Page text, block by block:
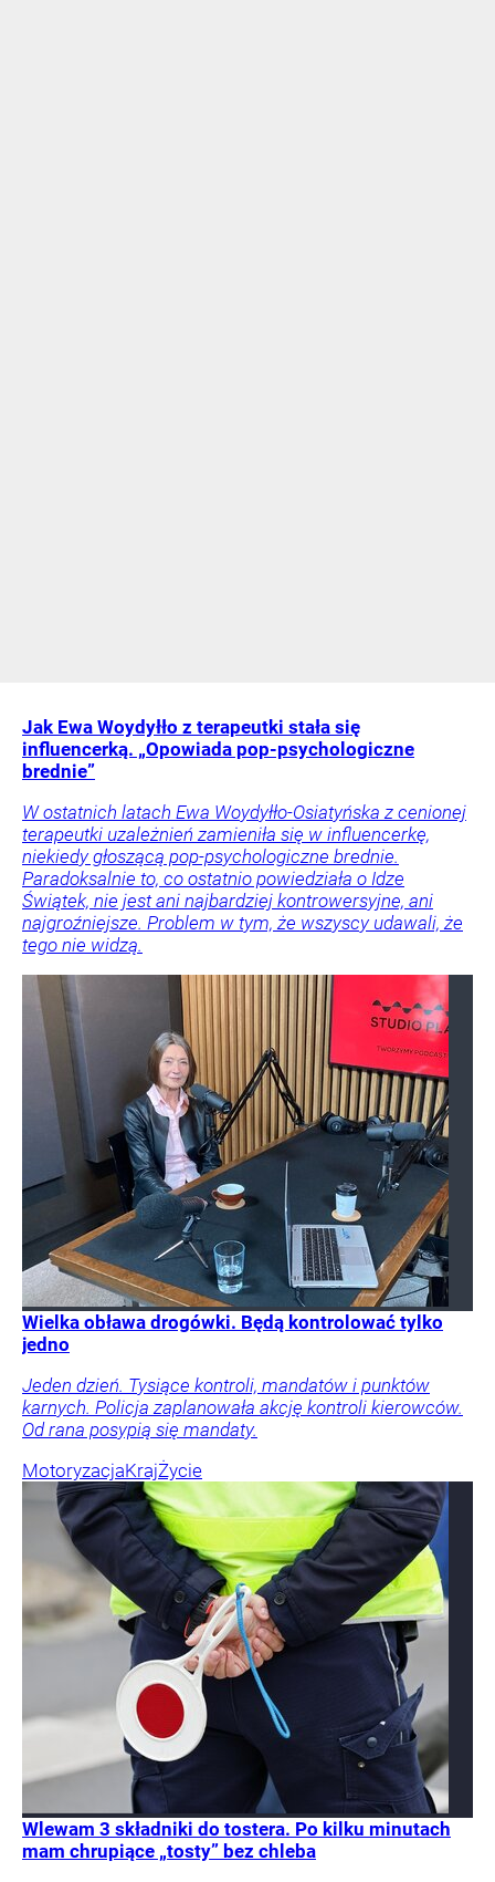
Jak Ewa Woydyłło z terapeutki stała się
influencerką. „Opowiada pop-psychologiczne
brednie”
W ostatnich latach Ewa Woydyłło-Osiatyńska z cenionej
terapeutki uzależnień zamieniła się w influencerkę,
niekiedy głoszącą pop-psychologiczne brednie.
Paradoksalnie to, co ostatnio powiedziała o Idze
Świątek, nie jest ani najbardziej kontrowersyjne, ani
najgroźniejsze. Problem w tym, że wszyscy udawali, że
tego nie widzą.
Wielka obława drogówki. Będą kontrolować tylko
jedno
Jeden dzień. Tysiące kontroli, mandatów i punktów
karnych. Policja zaplanowała akcję kontroli kierowców.
Od rana posypią się mandaty.
MotoryzacjaKrajŻycie
Wlewam 3 składniki do tostera. Po kilku minutach
mam chrupiące „tosty” bez chleba